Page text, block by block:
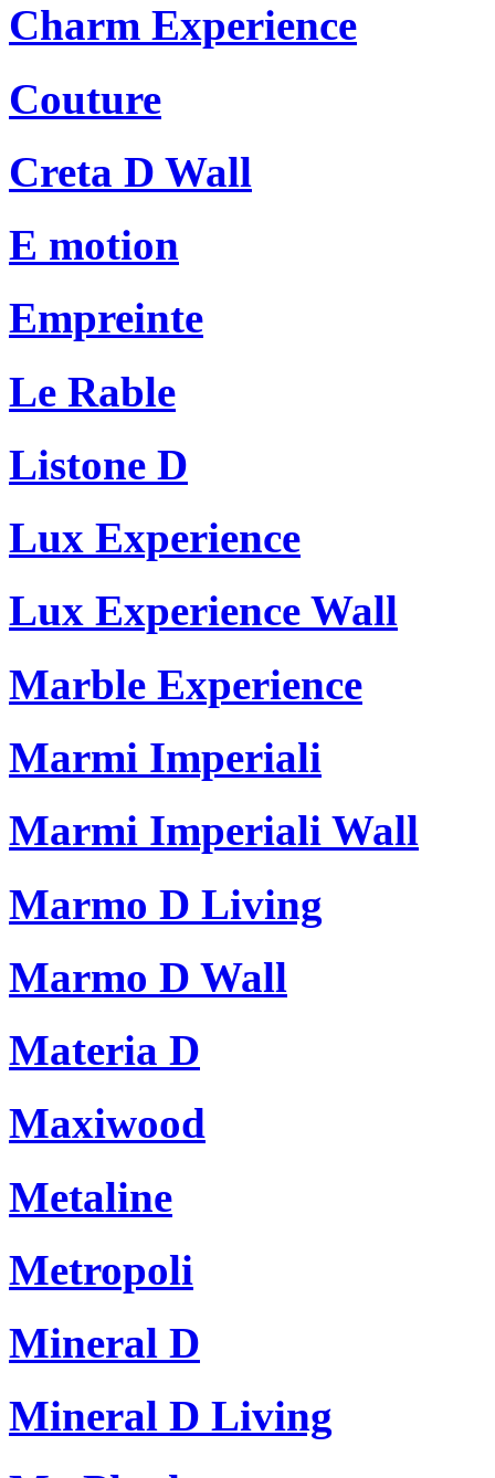
Charm Experience
Couture
Creta D Wall
E motion
Empreinte
Le Rable
Listone D
Lux Experience
Lux Experience Wall
Marble Experience
Marmi Imperiali
Marmi Imperiali Wall
Marmo D Living
Marmo D Wall
Materia D
Maxiwood
Metaline
Metropoli
Mineral D
Mineral D Living